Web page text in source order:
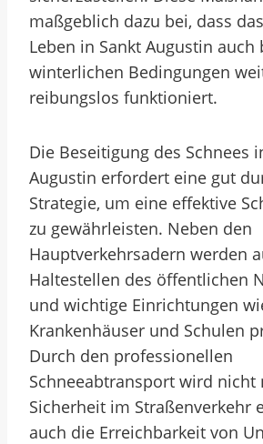
maßgeblich dazu bei, dass
Leben in Sankt Augustin auch
winterlichen Bedingungen
reibungslos funktioniert.
Die Beseitigung des Schnees
Augustin erfordert eine gut
Strategie, um eine effektive
zu gewährleisten. Neben den
Hauptverkehrsadern werden
Haltestellen des öffentlichen
und wichtige Einrichtungen
Krankenhäuser und Schulen
Durch den professionellen
Schneeabtransport wird nicht
Sicherheit im Straßenverkehr
auch die Erreichbarkeit von